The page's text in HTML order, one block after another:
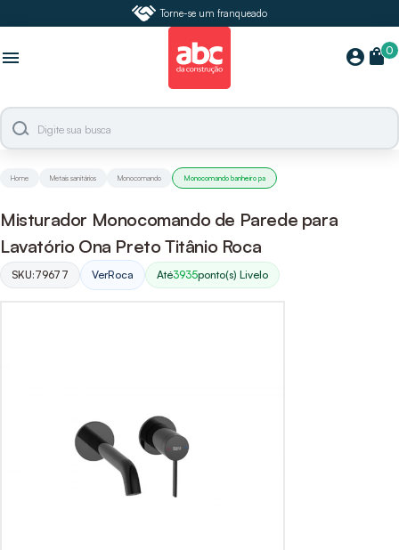
Torne-se um franqueado
menu account_circle 0
shopping_bag
Home Metais sanitários Monocomando Monocomando banheiro pa
Misturador Monocomando de Parede para
Lavatório Ona Preto Titânio Roca
SKU:79677 VerRoca Até3935ponto(s) Livelo